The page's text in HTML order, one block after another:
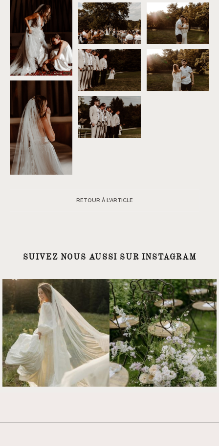
RETOUR À L'ARTICLE
SUIVEZ NOUS AUSSI SUR INSTAGRAM